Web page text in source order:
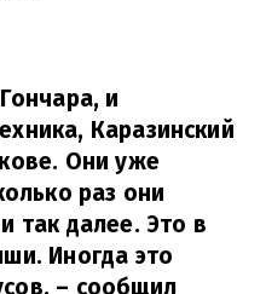
и
Каразинский
Они уже
раз они
так далее. Это в
Иногда это
– сообщил